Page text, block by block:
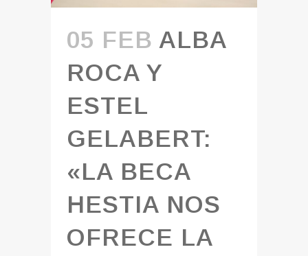
05 FEB ALBA
ROCA Y
ESTEL
GELABERT:
«LA BECA
HESTIA NOS
OFRECE LA